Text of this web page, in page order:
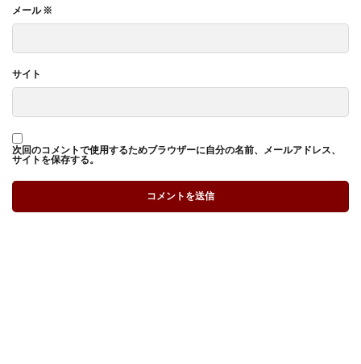
メール※
サイト
次回のコメントで使用するためブラウザーに自分の名前、メールアドレス、
サイトを保存する。